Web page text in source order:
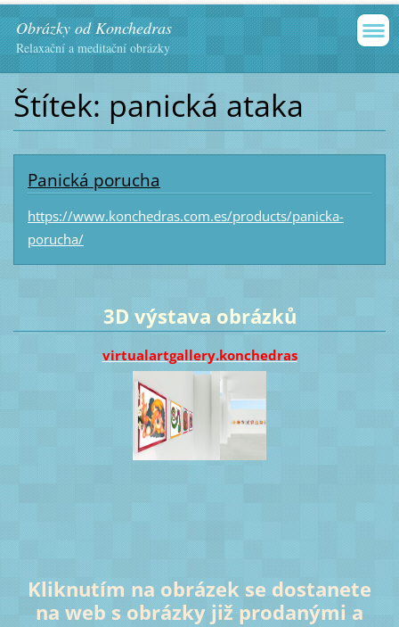
Obrázky od Konchedras
Relaxační a meditační obrázky
Štítek: panická ataka
Panická porucha
https://www.konchedras.com.es/products/panicka-
porucha/
3D výstava obrázků
virtualartgallery.konchedras
Kliknutím na obrázek se dostanete
na web s obrázky již prodanými a